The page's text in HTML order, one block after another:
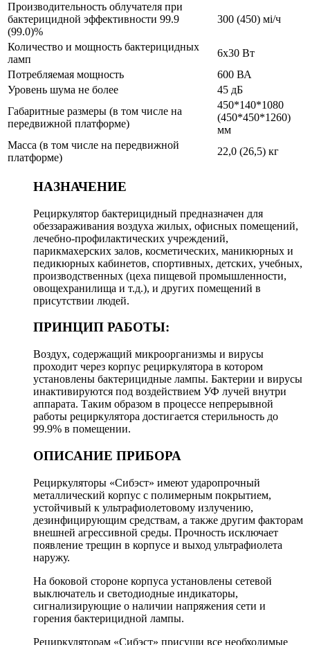
Производительность облучателя при
бактерицидной эффективности 99.9
(99.0)%
300 (450) мі/ч
Количество и мощность бактерицидных
ламп
6х30 Вт
Потребляемая мощность
600 ВА
Уровень шума не более
45 дБ
Габаритные размеры (в том числе на
передвижной платформе)
450*140*1080
(450*450*1260)
мм
Масса (в том числе на передвижной
платформе)
22,0 (26,5) кг
НАЗНАЧЕНИЕ
Рециркулятор бактерицидный предназначен для
обеззараживания воздуха жилых, офисных помещений,
лечебно-профилактических учреждений,
парикмахерских залов, косметических, маникюрных и
педикюрных кабинетов, спортивных, детских, учебных,
производственных (цеха пищевой промышленности,
овощехранилища и т.д.), и других помещений в
присутствии людей.
ПРИНЦИП РАБОТЫ:
Воздух, содержащий микроорганизмы и вирусы
проходит через корпус рециркулятора в котором
установлены бактерицидные лампы. Бактерии и вирусы
инактивируются под воздействием УФ лучей внутри
аппарата. Таким образом в процессе непрерывной
работы рециркулятора достигается стерильность до
99.9% в помещении.
ОПИСАНИЕ ПРИБОРА
Рециркуляторы «Сибэст» имеют ударопрочный
металлический корпус с полимерным покрытием,
устойчивый к ультрафиолетовому излучению,
дезинфицирующим средствам, а также другим факторам
внешней агрессивной среды. Прочность исключает
появление трещин в корпусе и выход ультрафиолета
наружу.
На боковой стороне корпуса установлены сетевой
выключатель и светодиодные индикаторы,
сигнализирующие о наличии напряжения сети и
горения бактерицидной лампы.
Рециркуляторам «Сибэст» присущи все необходимые